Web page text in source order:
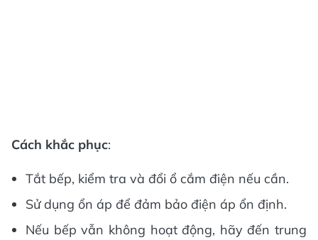
Cách khắc phục:
Tắt bếp, kiểm tra và đổi ổ cắm điện nếu cần.
Sử dụng ổn áp để đảm bảo điện áp ổn định.
Nếu bếp vẫn không hoạt động, hãy đến trung